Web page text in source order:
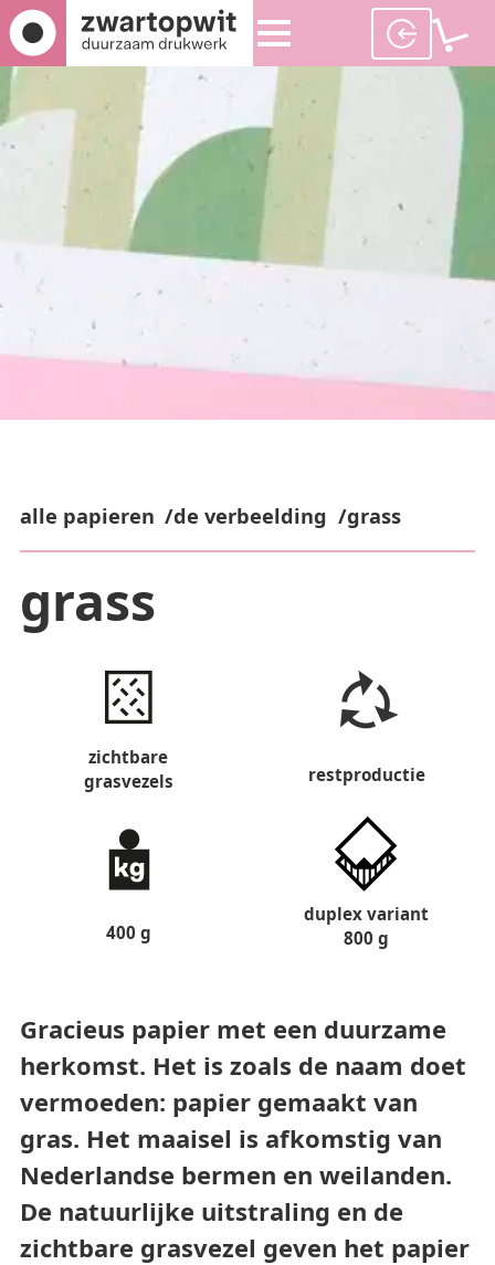
grass
alle papieren de verbeelding grass
zichtbare
grasvezels
restproductie
400 g
duplex variant
800 g
Gracieus papier met een duurzame
herkomst. Het is zoals de naam doet
vermoeden: papier gemaakt van
gras. Het maaisel is afkomstig van
Nederlandse bermen en weilanden.
De natuurlijke uitstraling en de
zichtbare grasvezel geven het papier